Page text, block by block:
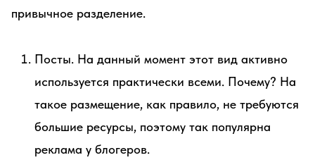
привычное разделение.
Посты. На данный момент этот вид активно
используется практически всеми. Почему? На
такое размещение, как правило, не требуются
большие ресурсы, поэтому так популярна
реклама у блогеров.